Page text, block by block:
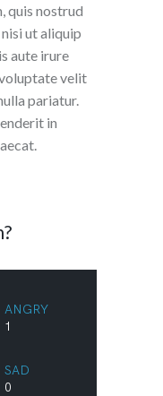
quis nostrud
ut aliquip
aute irure
velit
pariatur.
in
1
ANGRY
0
SAD